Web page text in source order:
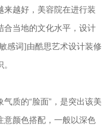
越好，美容院在进行装
合当地的文化水平，设计
感词]由酷思艺术设计装修
质的“ 脸面”，是突出该美
意颜色搭配，一般以深色